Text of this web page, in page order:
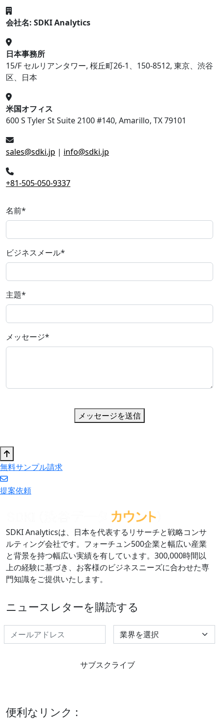
会社名: SDKI Analytics
日本事務所
15/F セルリアンタワー, 桜丘町26-1、150-8512, 東京、渋谷
区、日本
米国オフィス
600 S Tyler St Suite 2100 #140, Amarillo, TX 79101
sales@sdki.jp | info@sdki.jp
+81-505-050-9337
名前*
ビジネスメール*
主題*
メッセージ*
メッセージを送信
無料サンプル請求
提案依頼
SDKI Analyticsは、日本を代表するリサーチと戦略コンサ
ルティング会社です。フォーチュン500企業と幅広い産業
と背景を持つ幅広い実績を有しています。300,000時間以
上の経験に基づき、お客様のビジネスニーズに合わせた専
門知識をご提供いたします。
ニュースレターを購読する
Select Industry
サブスクライブ
便利なリンク :